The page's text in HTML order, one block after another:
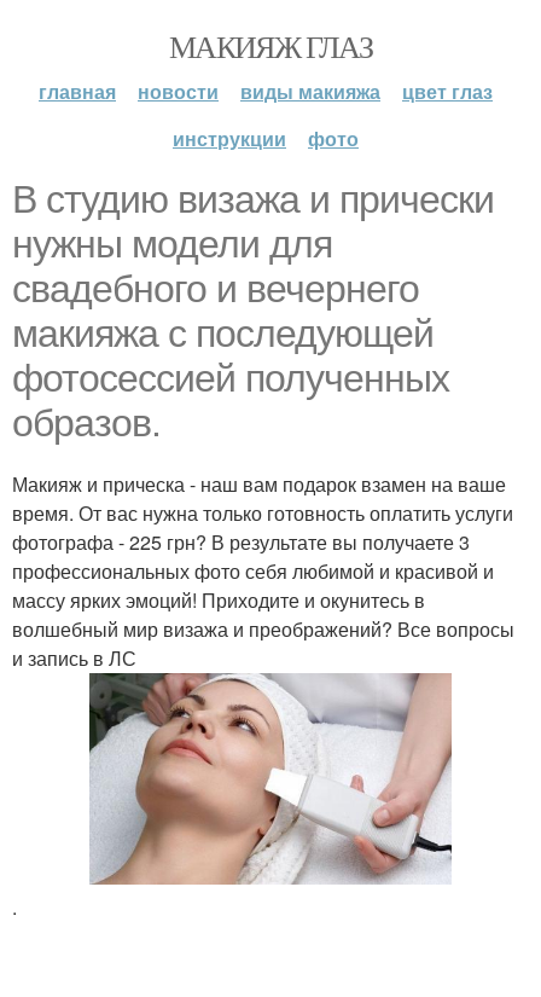
МАКИЯЖ ГЛАЗ
главная новости виды макияжа
цвет глаз
инструкции
фото
В студию визажа и прически
нужны модели для
свадебного и вечернего
макияжа с последующей
фотосессией полученных
образов.
Макияж и прическа - наш вам подарок взамен на ваше
время. От вас нужна только готовность оплатить услуги
фотографа - 225 грн? В результате вы получаете 3
профессиональных фото себя любимой и красивой и
массу ярких эмоций! Приходите и окунитесь в
волшебный мир визажа и преображений? Все вопросы
и запись в ЛС
.